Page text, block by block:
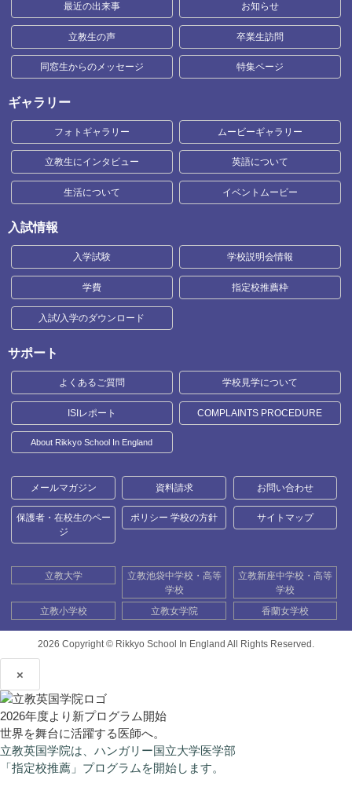
最近の出来事 お知らせ
立教生の声 卒業生訪問
同窓生からのメッセージ 特集ページ
ギャラリー
フォトギャラリー ムービーギャラリー
立教生にインタビュー 英語について
生活について イベントムービー
入試情報
入学試験 学校説明会情報
学費 指定校推薦枠
入試/入学のダウンロード
サポート
よくあるご質問 学校見学について
ISIレポート COMPLAINTS PROCEDURE
About Rikkyo School In England
メールマガジン 資料請求 お問い合わせ
保護者・在校生のペー
ジ
ポリシー 学校の方針 サイトマップ
立教大学
立教池袋中学校・高等
学校
立教新座中学校・高等
学校
立教小学校
立教女学院 香蘭女学校
2026 Copyright © Rikkyo School In England All Rights Reserved.
×
2026年度より新プログラム開始
世界を舞台に活躍する医師へ。
立教英国学院は、ハンガリー国立大学医学部
「指定校推薦」プログラムを開始します。